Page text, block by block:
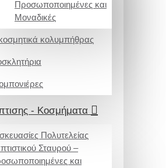
Προσωποποιημένες και
Μοναδικές
κολυμπήθρας
- Κοσμήματα
Πολυτελείας
Σταυρού –
και